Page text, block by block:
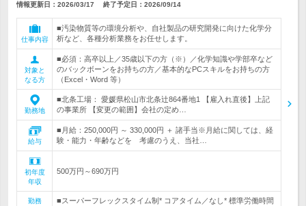
情報更新日：2026/03/17 終了予定日： 2026/09/14
仕事内容
■汚染物質等の環境分析や、自社製品の研究開発に向けた化学分
析など、各種分析業務をお任せします。
対象と
なる方
■必須：高卒以上／35歳以下の方（※）／化学知識や学部卒など
のバックボーンをお持ちの方／基本的なPCスキルをお持ちの方
（Excel・Word 等）
勤務地
■北条工場： 愛媛県松山市北条辻864番地1 【雇入れ直後】上記
の事業所 【変更の範囲】会社の定め…
給与
■月給：250,000円 ～ 330,000円 ＋ 諸手当※月給に関しては、経
験・能力・年齢などを 考慮のうえ、当社…
初年度
年収
500万円～690万円
勤務
■スーパーフレックスタイム制* コアタイム／なし* 標準労働時間